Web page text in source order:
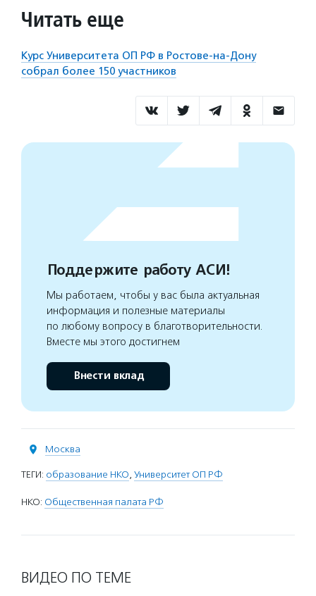
Читать еще
Курс Университета ОП РФ в Ростове-на-Дону
собрал более 150 участников
Поддержите работу АСИ!
Мы работаем, чтобы у вас была актуальная
информация и полезные материалы
по любому вопросу в благотворительности.
Вместе мы этого достигнем
Внести вклад
Москва
ТЕГИ: образование НКО, Университет ОП РФ
НКО: Общественная палата РФ
ВИДЕО ПО ТЕМЕ